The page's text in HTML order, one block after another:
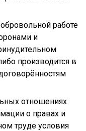
работе
и
производится в
отношениях
о правах и
труде условия